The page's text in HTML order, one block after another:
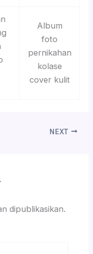
Album
foto
pernikahan
kolase
cover kulit
NEXT
dipublikasikan.